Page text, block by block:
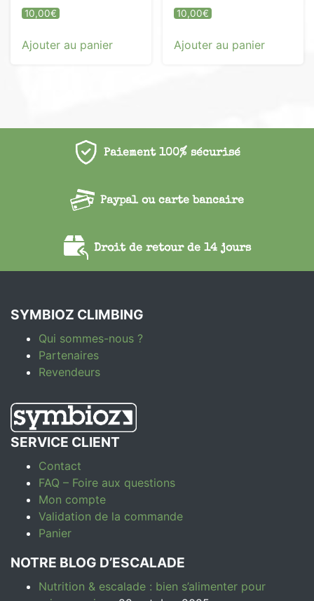
10,00€
Ajouter au panier
10,00€
Ajouter au panier
Paiement 100% sécurisé
Paypal ou carte bancaire
Droit de retour de 14 jours
SYMBIOZ CLIMBING
Qui sommes-nous ?
Partenaires
Revendeurs
SERVICE CLIENT
Contact
FAQ – Foire aux questions
Mon compte
Validation de la commande
Panier
NOTRE BLOG D’ESCALADE
Nutrition & escalade : bien s’alimenter pour